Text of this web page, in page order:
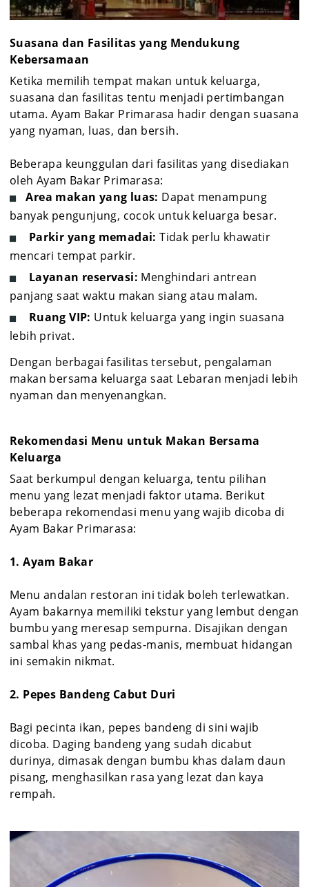
Suasana dan Fasilitas yang Mendukung
Kebersamaan
Ketika memilih tempat makan untuk keluarga,
suasana dan fasilitas tentu menjadi pertimbangan
utama. Ayam Bakar Primarasa hadir dengan suasana
yang nyaman, luas, dan bersih.
Beberapa keunggulan dari fasilitas yang disediakan
oleh Ayam Bakar Primarasa:
Area makan yang luas: Dapat menampung
banyak pengunjung, cocok untuk keluarga besar.
Parkir yang memadai: Tidak perlu khawatir
mencari tempat parkir.
Layanan reservasi: Menghindari antrean
panjang saat waktu makan siang atau malam.
Ruang VIP: Untuk keluarga yang ingin suasana
lebih privat.
Dengan berbagai fasilitas tersebut, pengalaman
makan bersama keluarga saat Lebaran menjadi lebih
nyaman dan menyenangkan.
Rekomendasi Menu untuk Makan Bersama
Keluarga
Saat berkumpul dengan keluarga, tentu pilihan
menu yang lezat menjadi faktor utama. Berikut
beberapa rekomendasi menu yang wajib dicoba di
Ayam Bakar Primarasa:
1. Ayam Bakar
Menu andalan restoran ini tidak boleh terlewatkan.
Ayam bakarnya memiliki tekstur yang lembut dengan
bumbu yang meresap sempurna. Disajikan dengan
sambal khas yang pedas-manis, membuat hidangan
ini semakin nikmat.
2. Pepes Bandeng Cabut Duri
Bagi pecinta ikan, pepes bandeng di sini wajib
dicoba. Daging bandeng yang sudah dicabut
durinya, dimasak dengan bumbu khas dalam daun
pisang, menghasilkan rasa yang lezat dan kaya
rempah.